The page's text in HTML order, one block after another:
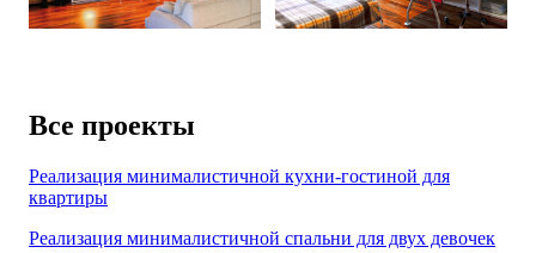
Все проекты
Реализация минималистичной кухни-гостиной для
квартиры
Реализация минималистичной спальни для двух девочек